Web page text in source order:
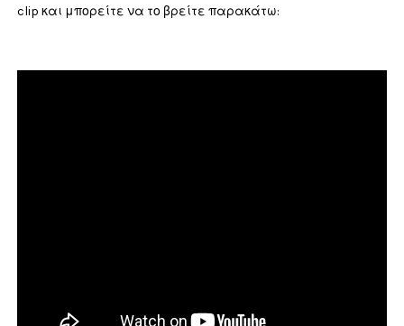
clip και μπορείτε να το βρείτε παρακάτω: